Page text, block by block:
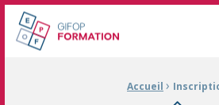
GIFOP Formation Centre de
Accueil ›